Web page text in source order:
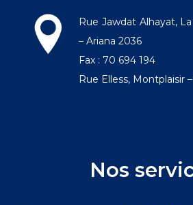
Rue Jawdat Alhayat,
– Ariana 2036
Fax : 70 694 194
Rue Elless, Montplaisir
Nos